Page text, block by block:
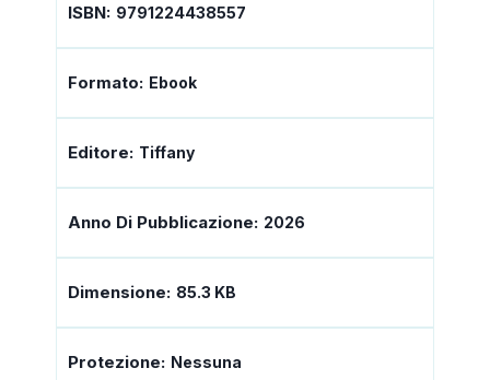
ISBN: 9791224438557
Formato: Ebook
Editore: Tiffany
Anno Di Pubblicazione: 2026
Dimensione: 85.3 KB
Protezione: Nessuna